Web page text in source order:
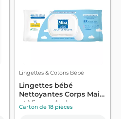
Lingettes & Cotons Bébé
Lingettes bébé
Nettoyantes Corps Main
et Visage Au La...
Carton de 18 pièces